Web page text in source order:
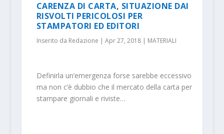
CARENZA DI CARTA, SITUAZIONE DAI
RISVOLTI PERICOLOSI PER
STAMPATORI ED EDITORI
Inserito da Redazione | Apr 27, 2018| MATERIALI
Definirla un’emergenza forse sarebbe eccessivo
ma non c’è dubbio che il mercato della carta per
stampare giornali e riviste…